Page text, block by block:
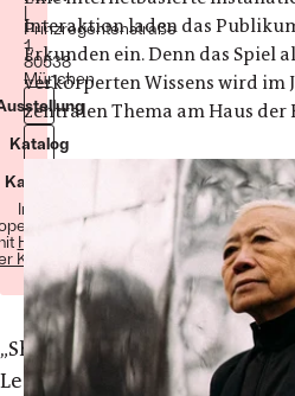
|
Prinzregentenstraße
1,
80538
München
Katalog
Kalender
In
Haus
Kunst
„Shu
Lea
Interaktion laden das
Erkunden ein. Denn das Spiel
verkörperten Wissens wird im
zentralen Thema am Haus der